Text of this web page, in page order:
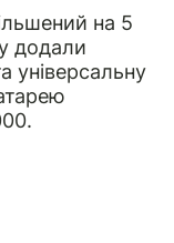
на 5
додали
універсальну